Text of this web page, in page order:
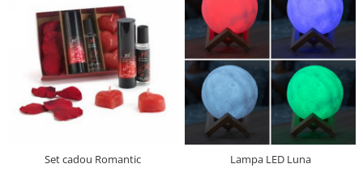
Set cadou Romantic Lampa LED Luna